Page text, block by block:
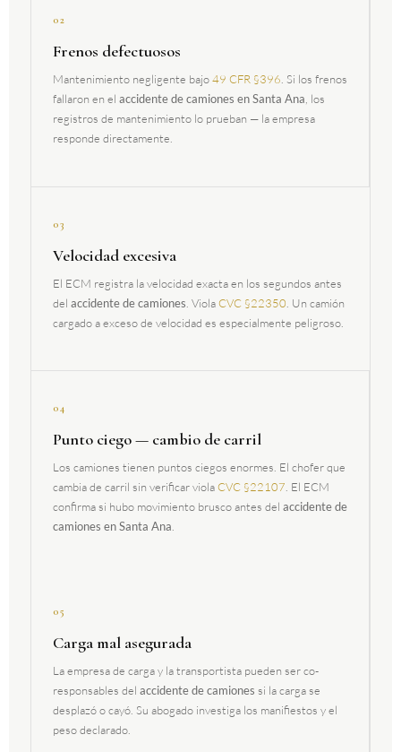
02
Frenos defectuosos
Mantenimiento negligente bajo49 CFR §396. Si los frenos
fallaron en el accidente de camiones en Santa Ana, los
registros de mantenimiento lo prueban — la empresa
responde directamente.
03
Velocidad excesiva
El ECM registra la velocidad exacta en los segundos antes
del accidente de camiones . ViolaCVC §22350 . Un camión
cargado a exceso de velocidad es especialmente peligroso.
04
Punto ciego — cambio de carril
Los camiones tienen puntos ciegos enormes. El chofer que
cambia de carril sin verificar violaCVC §22107. El ECM
confirma si hubo movimiento brusco antes del accidente de
camiones en Santa Ana.
05
Carga mal asegurada
La empresa de carga y la transportista pueden ser co-
responsables del accidente de camiones si la carga se
desplazó o cayó. Su abogado investiga los manifiestos y el
peso declarado.